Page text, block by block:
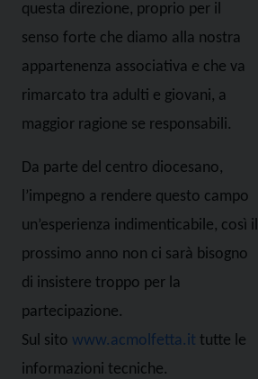
questa direzione, proprio per il
senso forte che diamo alla nostra
appartenenza associativa e che va
rimarcato tra adulti e giovani, a
maggior ragione se responsabili.
Da parte del centro diocesano,
l’impegno a rendere questo campo
un’esperienza indimenticabile, così il
prossimo anno non ci sarà bisogno
di insistere troppo per la
partecipazione.
Sul sito www.acmolfetta.it tutte le
informazioni tecniche.